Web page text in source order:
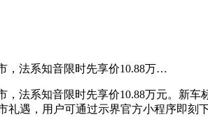
，法系知音限时先享价10.88万…
法系知音限时先享价10.88万元。新
遇，用户可通过示界官方小程序即刻下